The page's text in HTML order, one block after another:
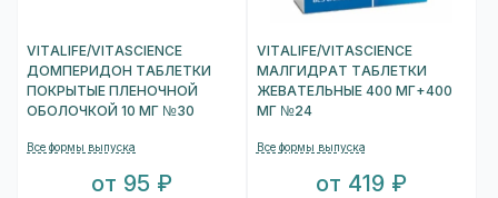
VITALIFE/VITASCIENCE
ДОМПЕРИДОН ТАБЛЕТКИ
ПОКРЫТЫЕ ПЛЕНОЧНОЙ
ОБОЛОЧКОЙ 10 МГ №30
Все формы выпуска
от 95 ₽
VITALIFE/VITASCIENCE
МАЛГИДРАТ ТАБЛЕТКИ
ЖЕВАТЕЛЬНЫЕ 400 МГ+400
МГ №24
Все формы выпуска
от 419 ₽